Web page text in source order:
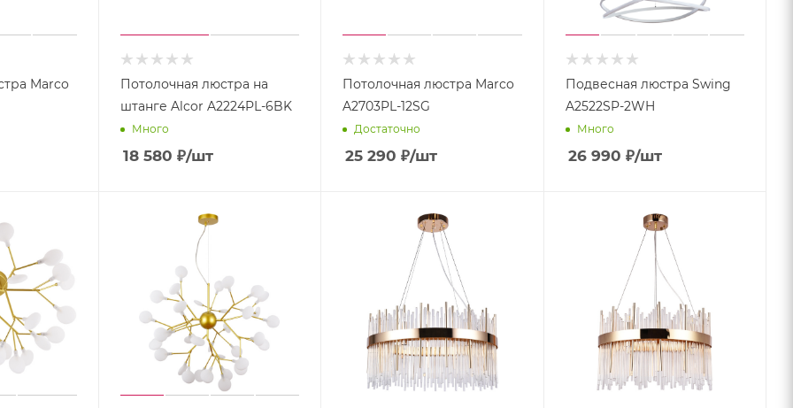
Marco
Потолочная люстра на
штанге Alcor A2224PL-6BK
Много
18 580 ₽/шт
Потолочная люстра Marco
A2703PL-12SG
Достаточно
25 290 ₽/шт
Подвесная люстра Swing
A2522SP-2WH
Много
26 990 ₽/шт
Назе
и
ри